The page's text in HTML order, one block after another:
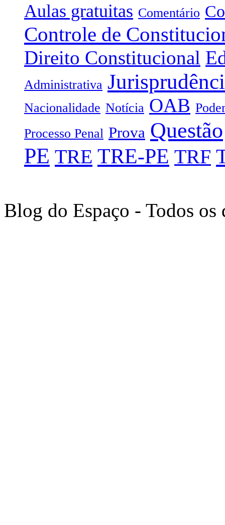
Aulas gratuitas Comentário
Controle de
Direito Constitucional
Administrativa
Nacionalidade Notícia OAB
Processo Penal Prova Questão
PE TRE TRE-PE TRF
Blog do Espaço - Todos